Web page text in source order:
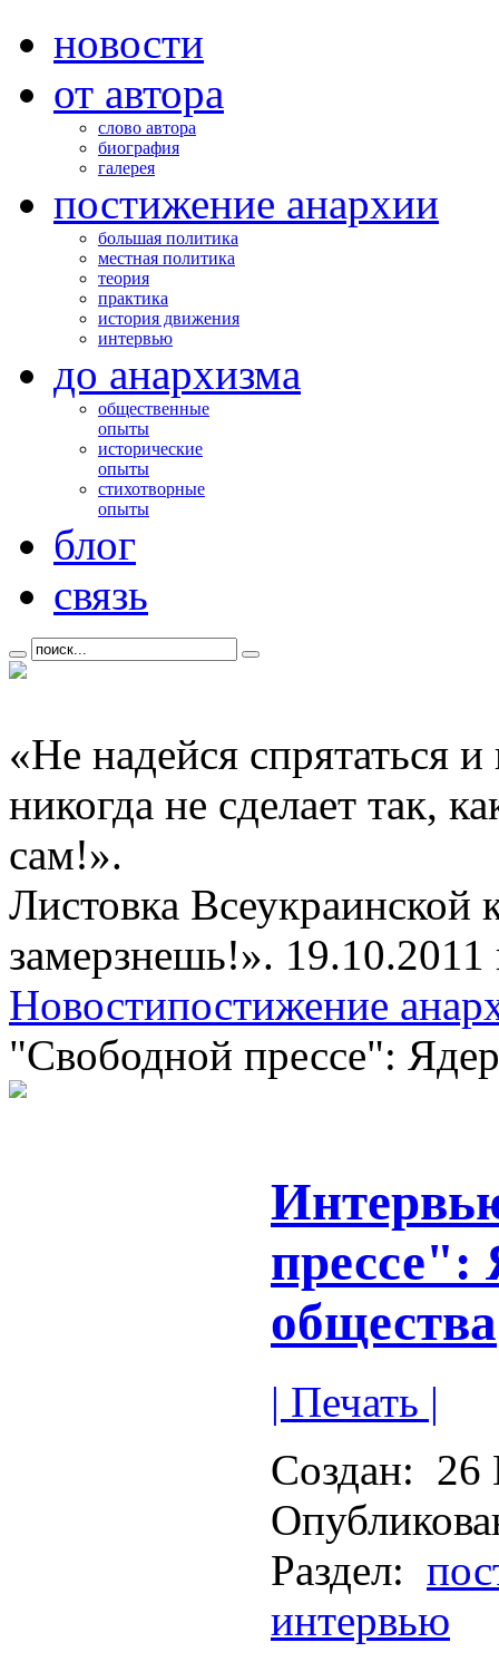
новости
от автора
слово автора
биография
галерея
постижение анархии
большая политика
местная политика
теория
практика
история движения
интервью
до анархизма
общественные
опыты
исторические
опыты
стихотворные
опыты
блог
связь
«Не надейся спрятаться
никогда не сделает так,
сам!».
Листовка Всеукраинской
замерзнешь!». 19.10.2011
Новостипостижение
"Свободной прессе":
прессе":
общества
| Печать |
Создан: 26
Раздел:
интервью